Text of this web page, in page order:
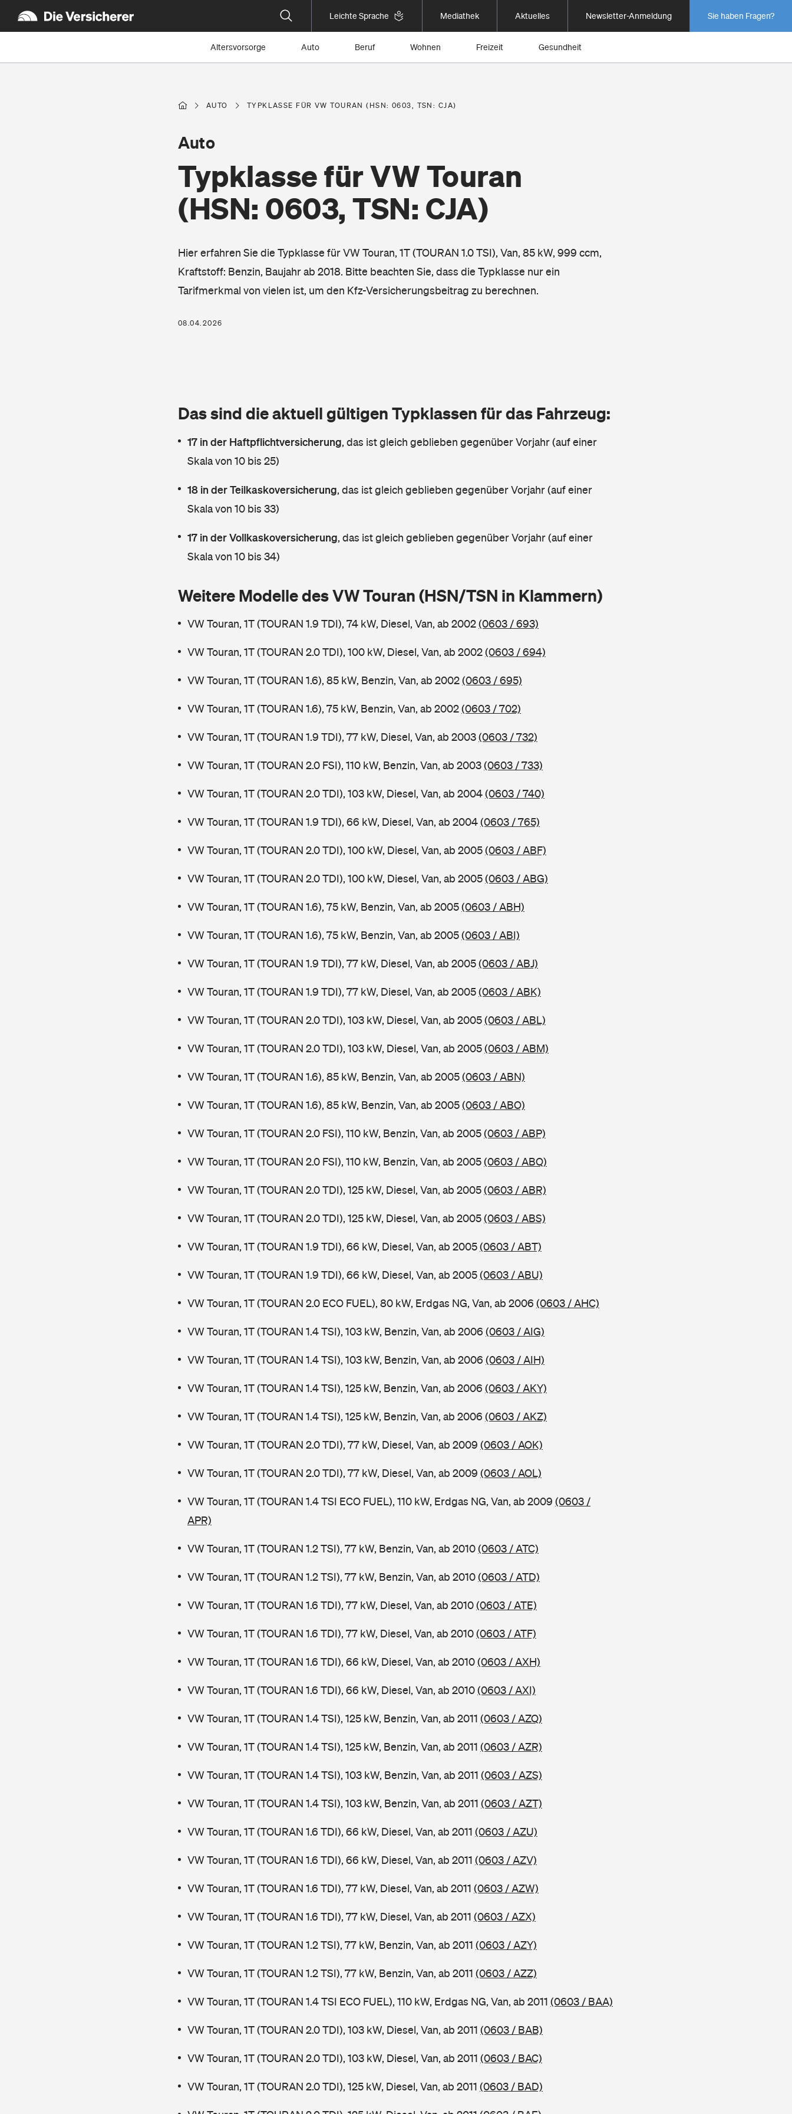
Leichte Sprache Mediathek Aktuelles Newsletter-Anmeldung Sie haben Fragen?
Altersvorsorge Auto Beruf Wohnen Freizeit Gesundheit
AUTO TYPKLASSE FÜR VW TOURAN (HSN: 0603, TSN: CJA)
Typklasse für VW Touran
(HSN: 0603, TSN: CJA)
Auto
Hier erfahren Sie die Typklasse für VW Touran, 1T (TOURAN 1.0 TSI), Van, 85 kW, 999 ccm,
Kraftstoff: Benzin, Baujahr ab 2018. Bitte beachten Sie, dass die Typklasse nur ein
Tarifmerkmal von vielen ist, um den Kfz-Versicherungsbeitrag zu berechnen.
08.04.2026
Das sind die aktuell gültigen Typklassen für das Fahrzeug:
17 in der Haftpflichtversicherung, das ist gleich geblieben gegenüber Vorjahr (auf einer
Skala von 10 bis 25)
18 in der Teilkaskoversicherung, das ist gleich geblieben gegenüber Vorjahr (auf einer
Skala von 10 bis 33)
17 in der Vollkaskoversicherung, das ist gleich geblieben gegenüber Vorjahr (auf einer
Skala von 10 bis 34)
Weitere Modelle des VW Touran (HSN/TSN in Klammern)
VW Touran, 1T (TOURAN 1.9 TDI), 74 kW, Diesel, Van, ab 2002(0603 / 693)
VW Touran, 1T (TOURAN 2.0 TDI), 100 kW, Diesel, Van, ab 2002(0603 / 694)
VW Touran, 1T (TOURAN 1.6), 85 kW, Benzin, Van, ab 2002(0603 / 695)
VW Touran, 1T (TOURAN 1.6), 75 kW, Benzin, Van, ab 2002(0603 / 702)
VW Touran, 1T (TOURAN 1.9 TDI), 77 kW, Diesel, Van, ab 2003(0603 / 732)
VW Touran, 1T (TOURAN 2.0 FSI), 110 kW, Benzin, Van, ab 2003(0603 / 733)
VW Touran, 1T (TOURAN 2.0 TDI), 103 kW, Diesel, Van, ab 2004(0603 / 740)
VW Touran, 1T (TOURAN 1.9 TDI), 66 kW, Diesel, Van, ab 2004(0603 / 765)
VW Touran, 1T (TOURAN 2.0 TDI), 100 kW, Diesel, Van, ab 2005(0603 / ABF)
VW Touran, 1T (TOURAN 2.0 TDI), 100 kW, Diesel, Van, ab 2005(0603 / ABG)
VW Touran, 1T (TOURAN 1.6), 75 kW, Benzin, Van, ab 2005(0603 / ABH)
VW Touran, 1T (TOURAN 1.6), 75 kW, Benzin, Van, ab 2005(0603 / ABI)
VW Touran, 1T (TOURAN 1.9 TDI), 77 kW, Diesel, Van, ab 2005(0603 / ABJ)
VW Touran, 1T (TOURAN 1.9 TDI), 77 kW, Diesel, Van, ab 2005(0603 / ABK)
VW Touran, 1T (TOURAN 2.0 TDI), 103 kW, Diesel, Van, ab 2005(0603 / ABL)
VW Touran, 1T (TOURAN 2.0 TDI), 103 kW, Diesel, Van, ab 2005(0603 / ABM)
VW Touran, 1T (TOURAN 1.6), 85 kW, Benzin, Van, ab 2005(0603 / ABN)
VW Touran, 1T (TOURAN 1.6), 85 kW, Benzin, Van, ab 2005(0603 / ABO)
VW Touran, 1T (TOURAN 2.0 FSI), 110 kW, Benzin, Van, ab 2005(0603 / ABP)
VW Touran, 1T (TOURAN 2.0 FSI), 110 kW, Benzin, Van, ab 2005(0603 / ABQ)
VW Touran, 1T (TOURAN 2.0 TDI), 125 kW, Diesel, Van, ab 2005(0603 / ABR)
VW Touran, 1T (TOURAN 2.0 TDI), 125 kW, Diesel, Van, ab 2005(0603 / ABS)
VW Touran, 1T (TOURAN 1.9 TDI), 66 kW, Diesel, Van, ab 2005(0603 / ABT)
VW Touran, 1T (TOURAN 1.9 TDI), 66 kW, Diesel, Van, ab 2005(0603 / ABU)
VW Touran, 1T (TOURAN 2.0 ECO FUEL), 80 kW, Erdgas NG, Van, ab 2006 (0603 / AHC)
VW Touran, 1T (TOURAN 1.4 TSI), 103 kW, Benzin, Van, ab 2006 (0603 / AIG)
VW Touran, 1T (TOURAN 1.4 TSI), 103 kW, Benzin, Van, ab 2006 (0603 / AIH)
VW Touran, 1T (TOURAN 1.4 TSI), 125 kW, Benzin, Van, ab 2006 (0603 / AKY)
VW Touran, 1T (TOURAN 1.4 TSI), 125 kW, Benzin, Van, ab 2006 (0603 / AKZ)
VW Touran, 1T (TOURAN 2.0 TDI), 77 kW, Diesel, Van, ab 2009 (0603 / AOK)
VW Touran, 1T (TOURAN 2.0 TDI), 77 kW, Diesel, Van, ab 2009 (0603 / AOL)
VW Touran, 1T (TOURAN 1.4 TSI ECO FUEL), 110 kW, Erdgas NG, Van, ab 2009 (0603 /
APR)
VW Touran, 1T (TOURAN 1.2 TSI), 77 kW, Benzin, Van, ab 2010(0603 / ATC)
VW Touran, 1T (TOURAN 1.2 TSI), 77 kW, Benzin, Van, ab 2010(0603 / ATD)
VW Touran, 1T (TOURAN 1.6 TDI), 77 kW, Diesel, Van, ab 2010(0603 / ATE)
VW Touran, 1T (TOURAN 1.6 TDI), 77 kW, Diesel, Van, ab 2010(0603 / ATF)
VW Touran, 1T (TOURAN 1.6 TDI), 66 kW, Diesel, Van, ab 2010(0603 / AXH)
VW Touran, 1T (TOURAN 1.6 TDI), 66 kW, Diesel, Van, ab 2010(0603 / AXI)
VW Touran, 1T (TOURAN 1.4 TSI), 125 kW, Benzin, Van, ab 2011 (0603 / AZQ)
VW Touran, 1T (TOURAN 1.4 TSI), 125 kW, Benzin, Van, ab 2011 (0603 / AZR)
VW Touran, 1T (TOURAN 1.4 TSI), 103 kW, Benzin, Van, ab 2011 (0603 / AZS)
VW Touran, 1T (TOURAN 1.4 TSI), 103 kW, Benzin, Van, ab 2011 (0603 / AZT)
VW Touran, 1T (TOURAN 1.6 TDI), 66 kW, Diesel, Van, ab 2011 (0603 / AZU)
VW Touran, 1T (TOURAN 1.6 TDI), 66 kW, Diesel, Van, ab 2011 (0603 / AZV)
VW Touran, 1T (TOURAN 1.6 TDI), 77 kW, Diesel, Van, ab 2011 (0603 / AZW)
VW Touran, 1T (TOURAN 1.6 TDI), 77 kW, Diesel, Van, ab 2011 (0603 / AZX)
VW Touran, 1T (TOURAN 1.2 TSI), 77 kW, Benzin, Van, ab 2011 (0603 / AZY)
VW Touran, 1T (TOURAN 1.2 TSI), 77 kW, Benzin, Van, ab 2011 (0603 / AZZ)
VW Touran, 1T (TOURAN 1.4 TSI ECO FUEL), 110 kW, Erdgas NG, Van, ab 2011 (0603 / BAA)
VW Touran, 1T (TOURAN 2.0 TDI), 103 kW, Diesel, Van, ab 2011 (0603 / BAB)
VW Touran, 1T (TOURAN 2.0 TDI), 103 kW, Diesel, Van, ab 2011 (0603 / BAC)
VW Touran, 1T (TOURAN 2.0 TDI), 125 kW, Diesel, Van, ab 2011 (0603 / BAD)